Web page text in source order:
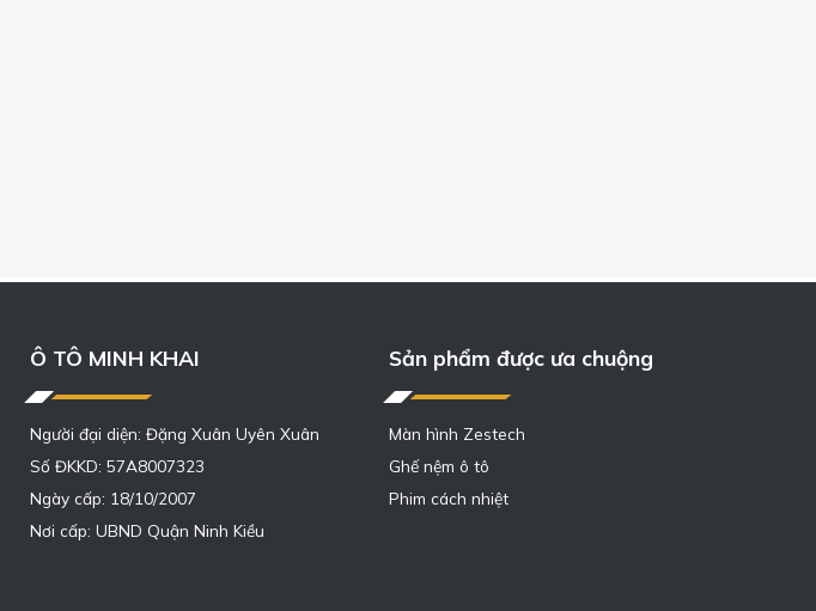
Ô TÔ MINH KHAI
Người đại diện: Đặng Xuân Uyên Xuân
Số ĐKKD: 57A8007323
Ngày cấp: 18/10/2007
Nơi cấp: UBND Quận Ninh Kiều
Sản phẩm được ưa chuộng
Màn hình Zestech
Ghế nệm ô tô
Phim cách nhiệt